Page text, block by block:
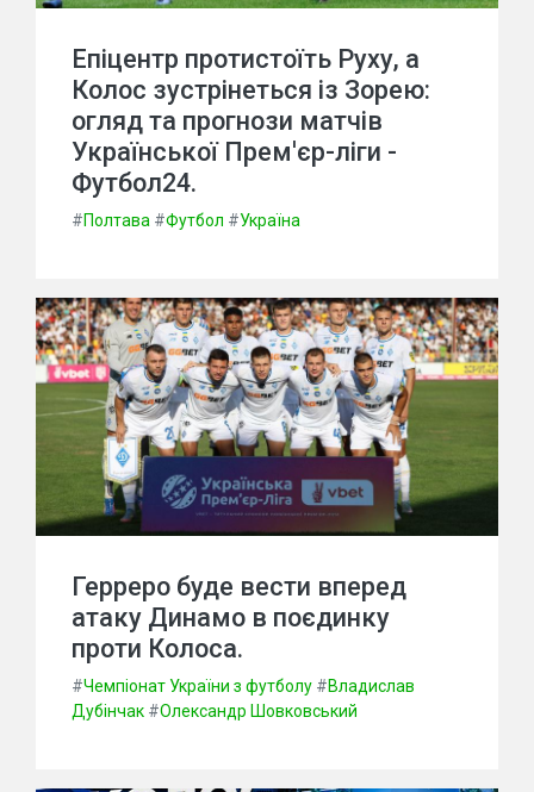
Епіцентр протистоїть Руху, а
Колос зустрінеться із Зорею:
огляд та прогнози матчів
Української Прем'єр-ліги -
Футбол24.
#Полтава #Футбол #Україна
Герреро буде вести вперед
атаку Динамо в поєдинку
проти Колоса.
#Чемпіонат України з футболу #Владислав
Дубінчак #Олександр Шовковський